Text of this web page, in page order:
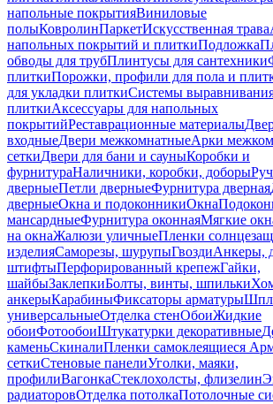
напольные покрытияВиниловые
полыКовролинПаркетИскусственная трава
напольных покрытий и плиткиПодложка
обводы для трубПлинтусы для сантехники
плиткиПорожки, профили для пола и
для укладки плиткиСистемы
плиткиАксессуары для напольных
покрытийРеставрационные материалы
входныеДвери межкомнатныеАрки
сеткиДвери для бани и сауныКоробки и
фурнитураНаличники, коробки, доборы
дверныеПетли дверныеФурнитура дверная
дверныеОкна и подоконникиОкна
мансардныеФурнитура оконнаяМягкие
на окнаЖалюзи уличныеПленки
изделияСаморезы, шурупыГвоздиАнкеры,
штифтыПерфорированный крепежГайки,
шайбыЗаклепкиБолты, винты, шпильки
анкерыКарабиныФиксаторы арматуры
универсальныеОтделка стенОбоиЖидкие
обоиФотообоиШтукатурки декоративные
каменьСкиналиПленки самоклеящиеся
сеткиСтеновые панелиУголки, маяки,
профилиВагонкаСтеклохолсты, флизелин
радиаторовОтделка потолкаПотолочные